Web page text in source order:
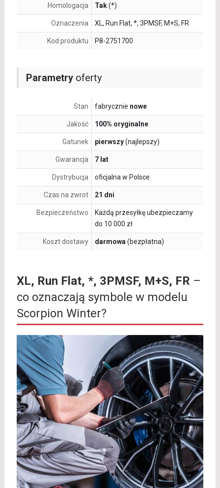
Parametryoferty
Stan fabrycznie nowe
Jakość 100% oryginalne
Gatunek pierwszy(najlepszy)
Gwarancja 7 lat
Dystrybucja oficjalna w Polsce
Czas na zwrot 21 dni
Bezpieczeństwo
Każdą przesyłkę ubezpieczamy
do 10 000 zł
Koszt dostawy darmowa (bezpłatna)
Homologacja Tak(*)
Oznaczenia XL, Run Flat, *, 3PMSF, M+S, FR
Kod produktu P8-2751700
XL, Run Flat, *, 3PMSF, M+S, FR –
co oznaczają symbole w modelu
Scorpion Winter?